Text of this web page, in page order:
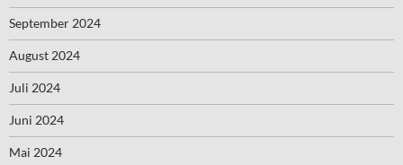
September 2024
August 2024
Juli 2024
Juni 2024
Mai 2024